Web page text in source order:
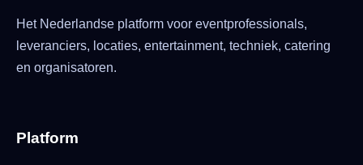
Het Nederlandse platform voor eventprofessionals,
leveranciers, locaties, entertainment, techniek, catering
en organisatoren.
Platform